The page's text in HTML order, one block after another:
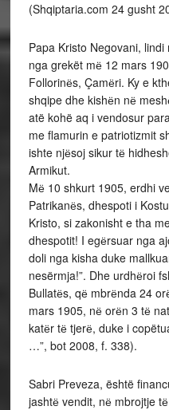
(Shqiptaria.com 24 gusht
Papa Kristo Negovani,
nga grekët mё 12 mars
Follorinёs, Çamёri. Ky e
shqipe dhe kishёn nё
atë kohë aq i vendosur
me flamurin e patriotizmit
ishte njёsoj sikur tё
Armikut.
Mё 10 shkurt 1905, erdhi
Patrikanёs, dhespoti i
Kristo, si zakonisht e tha
dhespotit! I egёrsuar nga
doli nga kisha duke
nesërmja!”. Dhe urdhёroi
Bullatёs, qё mbrёnda 24
mars 1905, nё orёn 3 tё
katёr tё tjerё, duke i
…”, bot 2008, f. 338).
Sabri Preveza, është
jashtё vendit, nё mbrojtje